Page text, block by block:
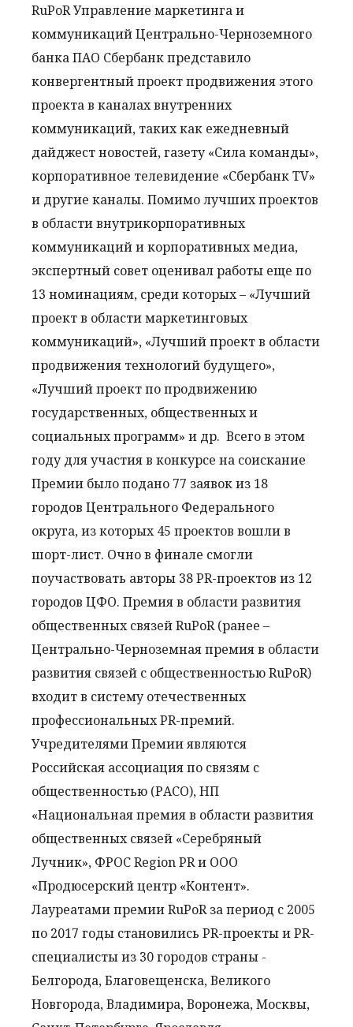
RuPoR Управление маркетинга и
коммуникаций Центрально-Черноземного
банка ПАО Сбербанк представило
конвергентный проект продвижения этого
проекта в каналах внутренних
коммуникаций, таких как ежедневный
дайджест новостей, газету «Сила команды»,
корпоративное телевидение «Сбербанк TV»
и другие каналы. Помимо лучших проектов
в области внутрикорпоративных
коммуникаций и корпоративных медиа,
экспертный совет оценивал работы еще по
13 номинациям, среди которых – «Лучший
проект в области маркетинговых
коммуникаций», «Лучший проект в области
продвижения технологий будущего»,
«Лучший проект по продвижению
государственных, общественных и
социальных программ» и др. Всего в этом
году для участия в конкурсе на соискание
Премии было подано 77 заявок из 18
городов Центрального Федерального
округа, из которых 45 проектов вошли в
шорт-лист. Очно в финале смогли
поучаствовать авторы 38 PR-проектов из 12
городов ЦФО. Премия в области развития
общественных связей RuPoR (ранее –
Центрально-Черноземная премия в области
развития связей с общественностью RuPoR)
входит в систему отечественных
профессиональных PR-премий.
Учредителями Премии являются
Российская ассоциация по связям с
общественностью (РАСО), НП
«Национальная премия в области развития
общественных связей «Серебряный
Лучник», ФРОС Region PR и ООО
«Продюсерский центр «Контент».
Лауреатами премии RuPoR за период с 2005
по 2017 годы становились PR-проекты и PR-
специалисты из 30 городов страны -
Белгорода, Благовещенска, Великого
Новгорода, Владимира, Воронежа, Москвы,